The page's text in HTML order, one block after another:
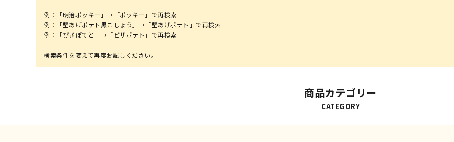
例：「明治ポッキー」→「ポッキー」で再検索
例：「堅あげポテト黒こしょう」→「堅あげポテト」で再検索
例：「ぴざぽてと」→「ピザポテト」で再検索
商品カテゴリー
CATEGORY